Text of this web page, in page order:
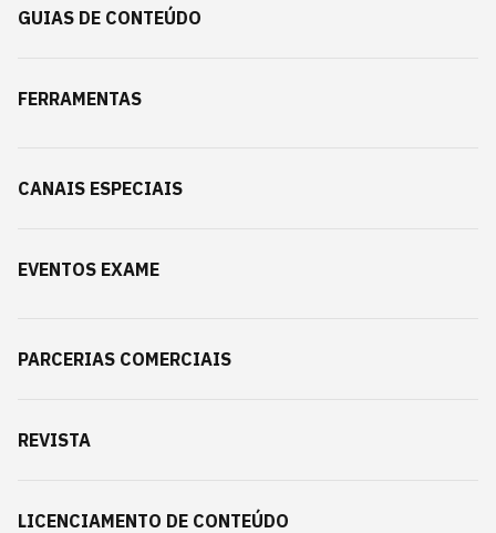
GUIAS DE CONTEÚDO
FERRAMENTAS
CANAIS ESPECIAIS
EVENTOS EXAME
PARCERIAS COMERCIAIS
REVISTA
LICENCIAMENTO DE CONTEÚDO